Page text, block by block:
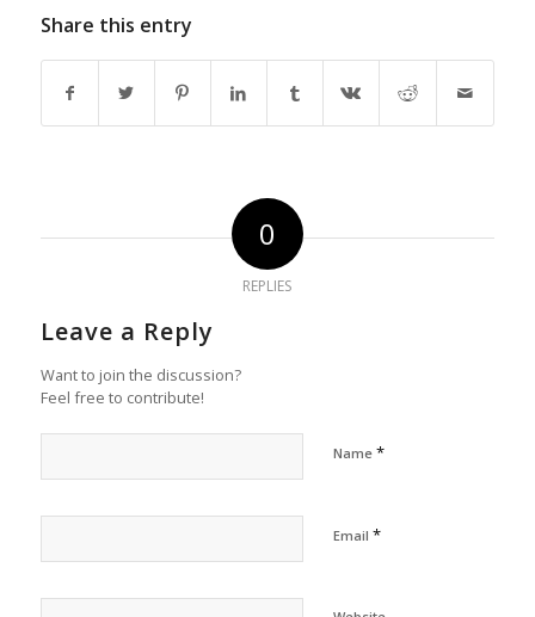
Share this entry
0
REPLIES
Leave a Reply
Want to join the discussion?
Feel free to contribute!
Name *
Email *